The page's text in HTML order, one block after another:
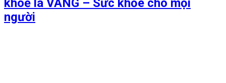
khoẻ là VÀNG – Sức khỏe cho mọi
người